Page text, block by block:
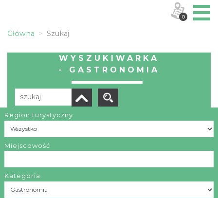
Główna Szukaj
WYSZUKIWARKA
- GASTRONOMIA
Region turystyczny
Miejscowość
Kategoria
Liczba elementów:
0